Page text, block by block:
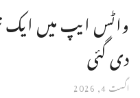
واٹس ایپ میں
دی گئی
اگست 4, 2026